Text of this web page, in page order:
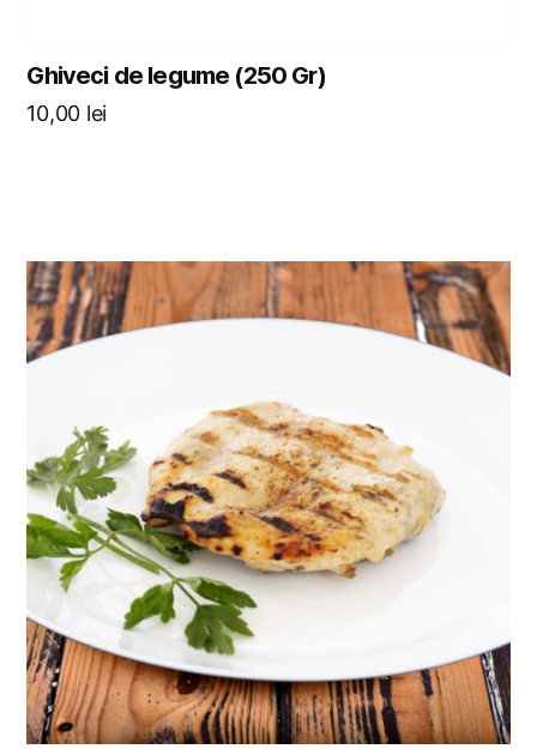
Ghiveci de legume (250 Gr)
10,00 lei